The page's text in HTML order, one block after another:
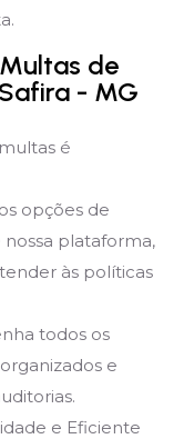
de
- MG
é
opções de
plataforma,
às políticas
todos os
e
e Eficiente